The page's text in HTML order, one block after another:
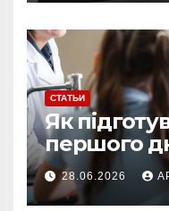
СТАТЬИ
Як
першого
простий
28.06.2026